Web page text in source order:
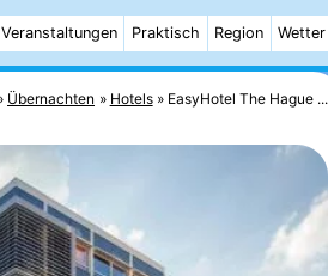
Veranstaltungen Praktisch Region Wetter
Übernachten Hotels EasyHotel The Hague ...